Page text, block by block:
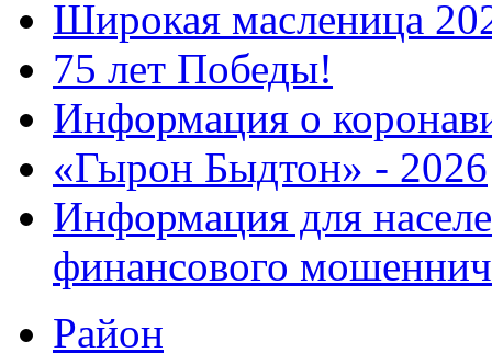
Широкая масленица
75 лет Победы!
Информация о
«Гырон Быдтон» - 2026
Информация для
финансового
Район